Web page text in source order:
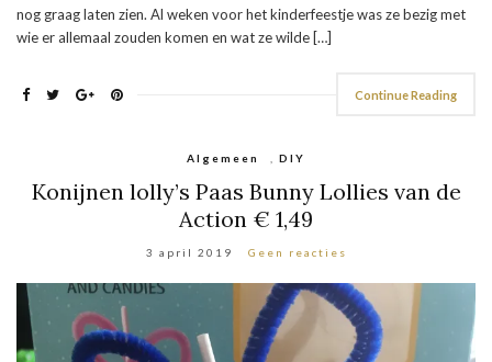
nog graag laten zien. Al weken voor het kinderfeestje was ze bezig met
wie er allemaal zouden komen en wat ze wilde […]
Continue Reading
Algemeen DIY
Konijnen lolly’s Paas Bunny Lollies van de
Action € 1,49
3 april 2019 Geen reacties